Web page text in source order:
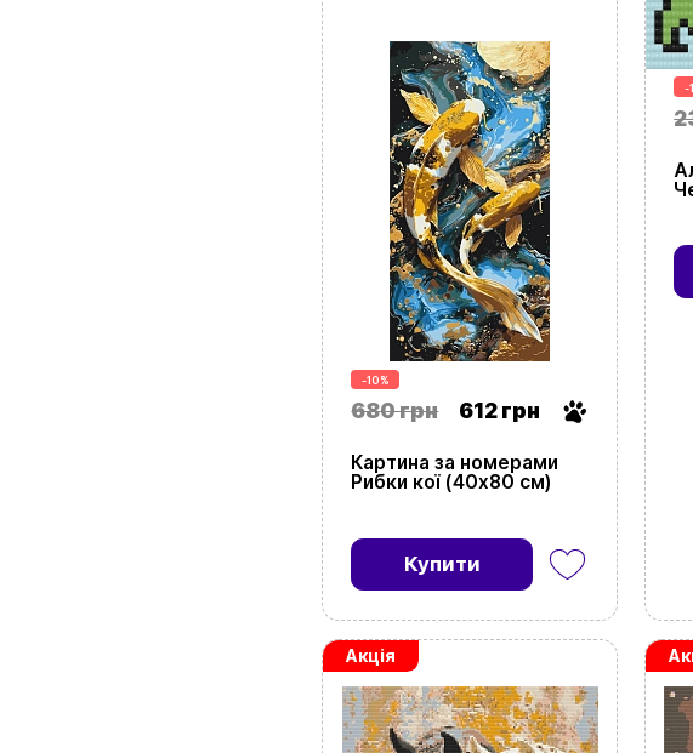
-10%
680 грн 612 грн
Картина за номерами
Рибки кої (40х80 см)
Купити
-
Акція